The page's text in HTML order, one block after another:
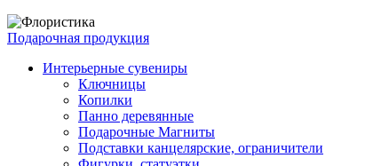
Подарочная продукция
Интерьерные сувениры
Ключницы
Копилки
Панно деревянные
Подарочные Магниты
Подставки канцелярские, ограничители